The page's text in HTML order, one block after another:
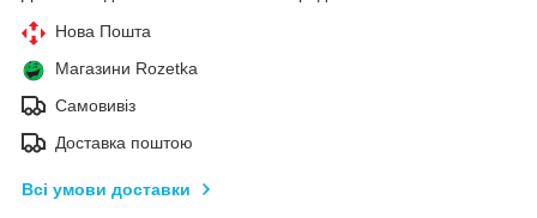
Нова Пошта
Магазини Rozetka
Самовивіз
Доставка поштою
Всі умови доставки